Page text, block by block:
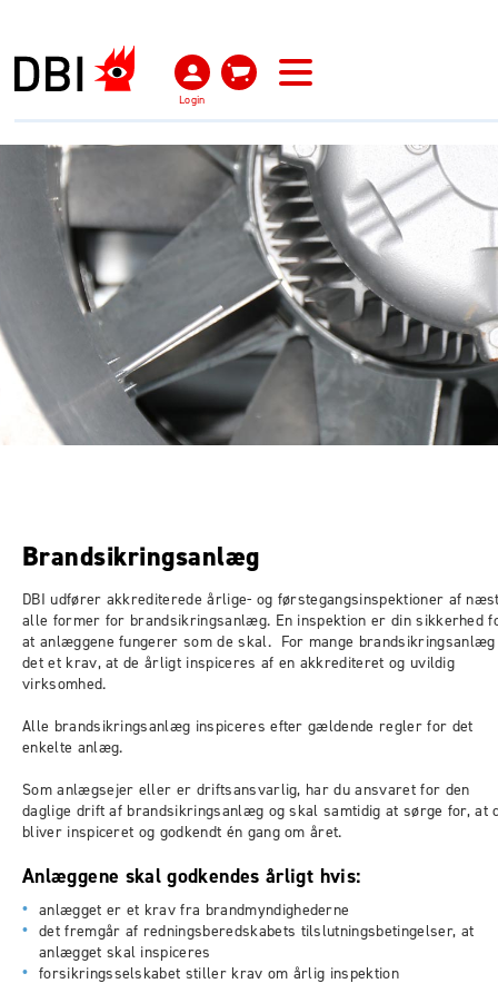
Login
Brandsikringsanlæg
DBI udfører akkrediterede årlige- og førstegangsinspektioner af
alle former for brandsikringsanlæg. En inspektion er din sikkerhed
at anlæggene fungerer som de skal. For mange
det et krav, at de årligt inspiceres af en akkrediteret og uvildig
virksomhed.
Alle brandsikringsanlæg inspiceres efter gældende regler for det
enkelte anlæg.
Som anlægsejer eller er driftsansvarlig, har du ansvaret for den
daglige drift af brandsikringsanlæg og skal samtidig at sørge for, at
bliver inspiceret og godkendt én gang om året.
Anlæggene skal godkendes årligt hvis:
anlægget er et krav fra brandmyndighederne
det fremgår af redningsberedskabets tilslutningsbetingelser, at
anlægget skal inspiceres
forsikringsselskabet stiller krav om årlig inspektion